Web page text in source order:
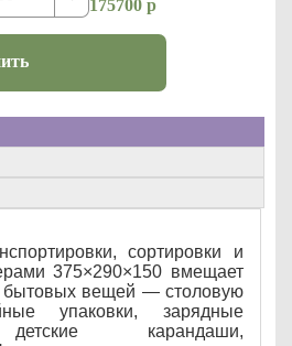
175700 р
сортировки и
375×290×150 вмещает
бытовых вещей — столовую
упаковки, зарядные
карандаши,